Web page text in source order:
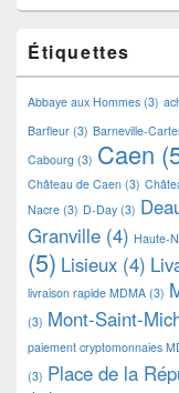
Étiquettes
Abbaye aux Hommes (3)
Barfleur (3) Barneville-
Cabourg (3) Caen
Château de Caen (3)
Nacre (3) D-Day (3)
Granville (4) Haute-
(5) Lisieux (4)
livraison rapide MDMA (3)
(3) Mont-Saint-
paiement cryptomonnaies
(3) Place de la